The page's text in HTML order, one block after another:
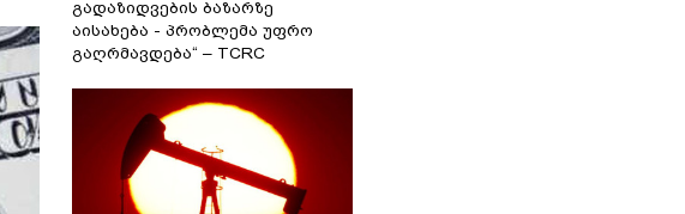
გადაზიდვების ბაზარზე
აისახება - პრობლემა უფრო
გაღრმავდება“ – TCRC